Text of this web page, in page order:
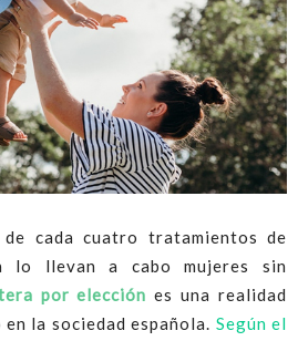
cada cuatro tratamientos de
lo llevan a cabo mujeres sin
por elección es una realidad
en la sociedad española. Según el